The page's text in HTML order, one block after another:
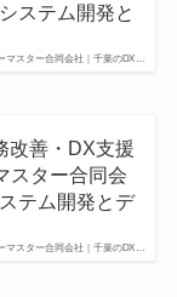
マスター合同会社｜千葉のDX…
ステム開発と
マスター合同会社｜千葉のDX…
改善・DX支援
スター合同会
テム開発とデ